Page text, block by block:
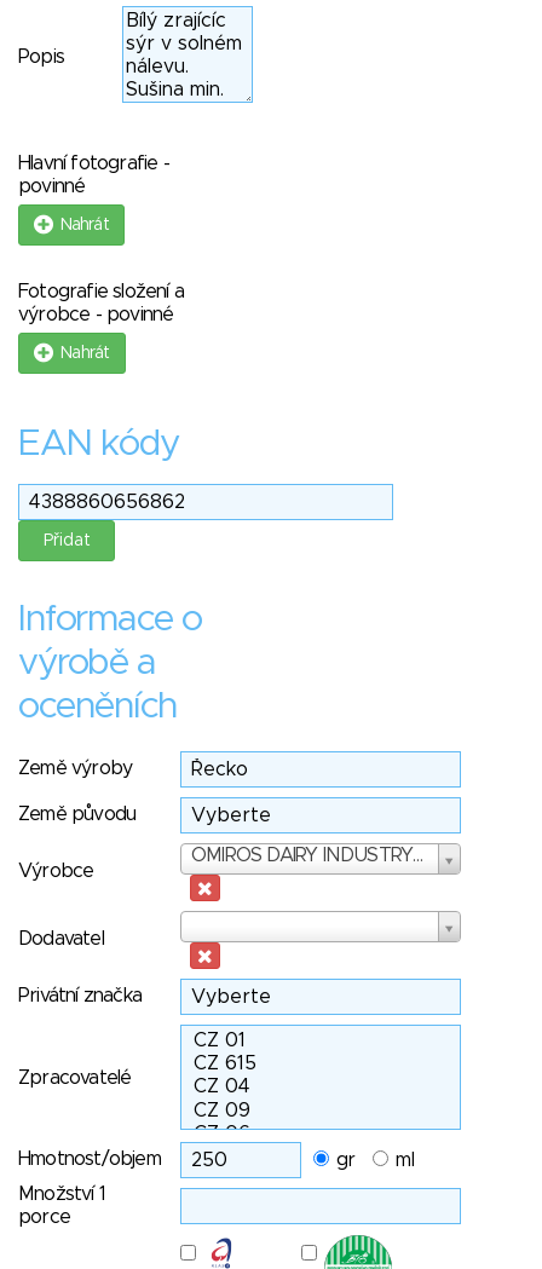
Popis
Hlavní fotografie -
povinné
Nahrát
Fotografie složení a
výrobce - povinné
Nahrát
EAN kódy
Informace o
výrobě a
oceněních
Země výroby
Země původu
Výrobce
OMIROS DAIRY INDUSTRY S.A.
Výrobce
Dodavatel
Privátní značka
Zpracovatelé
Hmotnost/objem gr
ml
Množství 1
porce